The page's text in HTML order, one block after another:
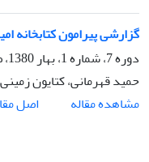
گزارشی پیرامون
دوره 7، شماره 1، بهار 1380، صفحه
حمید قهرمانی، کتایون زمینی
مشاهده مقاله
اصل